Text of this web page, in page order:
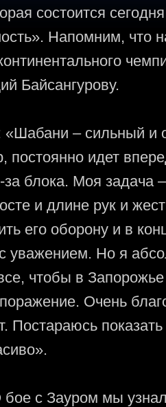
состоится
Напомним, что
Байсангурову.
«Шабани – сильный и
постоянно идет
за блока. Моя задача
и длине рук и
его оборону и в
уважением. Но я
чтобы в
Очень
Постараюсь
бое с Зауром мы